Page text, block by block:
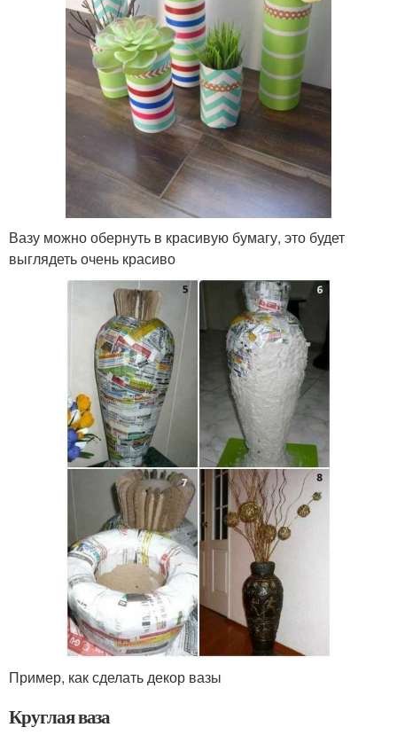
Вазу можно обернуть в красивую бумагу, это будет
выглядеть очень красиво
Пример, как сделать декор вазы
Круглая ваза